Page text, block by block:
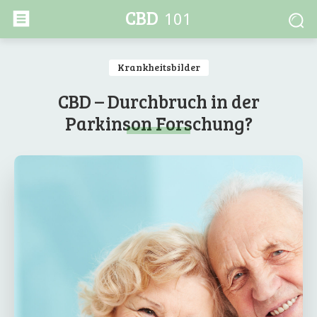
CBD 101
Krankheitsbilder
CBD – Durchbruch in der
Parkinson Forschung?